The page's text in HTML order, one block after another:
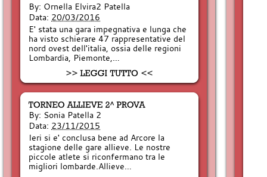
By: Ornella Elvira2 Patella
Data: 20/03/2016
E' stata una gara impegnativa e lunga che
ha visto schierare 47 rappresentative del
nord ovest dell'italia, ossia delle regioni
Lombardia, Piemonte,…
By: Sonia Patella 2
Data: 23/11/2015
Ieri si e' conclusa bene ad Arcore la
stagione delle gare allieve. Le nostre
piccole atlete si riconfermano tra le
migliori lombarde.Allieve…